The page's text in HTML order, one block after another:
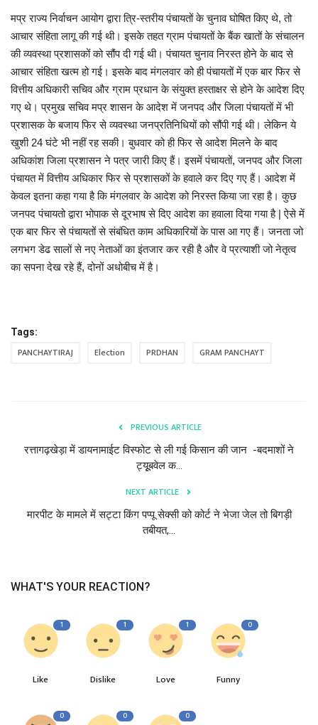
मप्र राज्य निर्वाचन आयोग द्वारा त्रि-स्तरीय पंचायतों के चुनाव घोषित किए थे, तो
आचार संहिता लागू की गई थी। इसके तहत ग्राम पंचायतों के बैंक खातों के संचालन
की व्यवस्था प्रशासकों को सौंप दी गई थी। पंचायत चुनाव निरस्त होने के बाद से
आचार संहिता खत्म हो गई। इसके बाद मंगलवार को ही पंचायतों में एक बार फिर से
वित्तीय अधिकारी सचिव और ग्राम प्रधान के संयुक्त हस्ताक्षर से होने के आदेश दिए
गए थे। प्रमुख सचिव मप्र शासन के आदेश में जनपद और जिला पंचायतों में भी
प्रशासक के बजाय फिर से व्यवस्था जनप्रतिनिधियों को सौंपी गई थी। लेकिन ये
खुशी 24 घंटे भी नहीं रह सकी। बुधवार को ही फिर से आदेश मिलने के बाद
अधिकांश जिला प्रशासन ने पत्र जारी किए हैं। इसमें पंचायतों, जनपद और जिला
पंचायत में वित्तीय अधिकार फिर से प्रशासकों के हवाले कर दिए गए हैं। आदेश में
केवल इतना कहा गया है कि मंगलवार के आदेश को निरस्त किया जा रहा है। कुछ
जनपद पंचायतो द्वारा भोपाक से दूरभाष से दिए आदेश का हवाला दिया गया है | ऐसे में
एक बार फिर से पंचायतों से संबंधित काम अधिकारियों के पास आ गए हैं। जनता जो
लगभग डेढ सालों से नए नेताओं का इंतजार कर रही है और वे प्रत्याशी जो नेतृत्व
का सपना देख रहे हैं, दोनों अधोबीच में है।
Tags:
PANCHAYTIRAJ Election PRDHAN GRAM PANCHAYT
PREVIOUS ARTICLE
रत्तागढ़खेड़ा में डायनामाईट विस्फोट से ली गई किसान की जान -बदमाशों ने
ट्यूूबवेल क...
NEXT ARTICLE
मारपीट के मामले में सट्टा किंग पप्पू सेक्सी को कोर्ट ने भेजा जेल तो बिगड़ी
तबीयत,...
WHAT'S YOUR REACTION?
1
Like
1
Dislike
1
Love
0
Funny
0 0 0